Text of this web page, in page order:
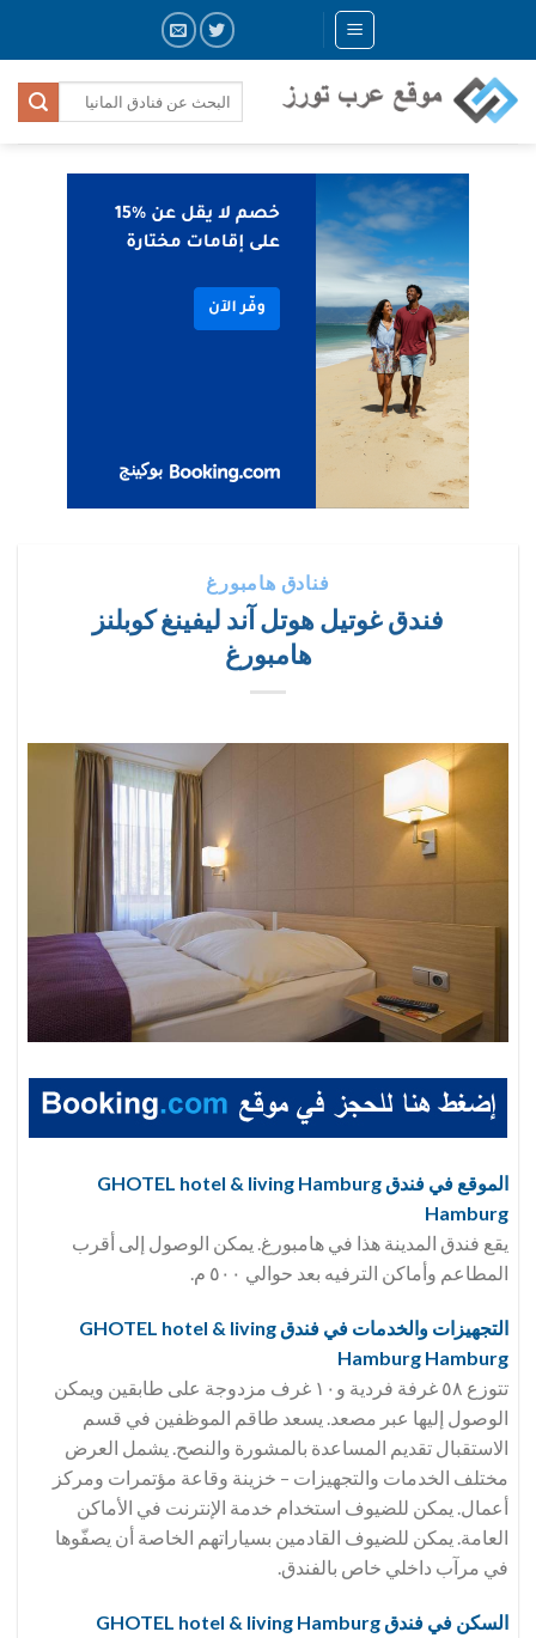
content
فنادق هامبورغ
فندق غوتيل هوتل آند ليفينغ كوبلنز
هامبورغ
الموقع في فندق GHOTEL hotel & living Hamburg
Hamburg
يقع فندق المدينة هذا في هامبورغ. يمكن الوصول إلى أقرب
المطاعم وأماكن الترفيه بعد حوالي ٥٠٠ م.
التجهيزات والخدمات في فندق GHOTEL hotel & living
Hamburg Hamburg
تتوزع ٥٨ غرفة فردية و١٠ غرف مزدوجة على طابقين ويمكن
الوصول إليها عبر مصعد. يسعد طاقم الموظفين في قسم
الاستقبال تقديم المساعدة بالمشورة والنصح. يشمل العرض
مختلف الخدمات والتجهيزات – خزينة وقاعة مؤتمرات ومركز
أعمال. يمكن للضيوف استخدام خدمة الإنترنت في الأماكن
العامة. يمكن للضيوف القادمين بسياراتهم الخاصة أن يصفّوها
في مرآب داخلي خاص بالفندق.
السكن في فندق GHOTEL hotel & living Hamburg